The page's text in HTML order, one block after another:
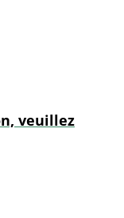
veuillez